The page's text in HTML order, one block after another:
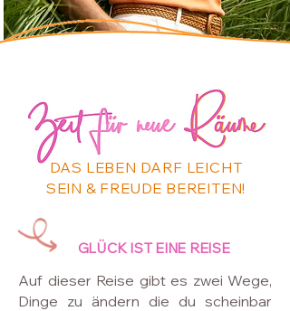
Zeit fürneueRäume​
ZeitfürneueRäume​
DAS LEBEN DARF LEICHT
SEIN & FREUDE BEREITEN!
GLÜCK IST EINE REISE
Auf dieser Reise gibt es ​ zwei Wege,
Dinge zu ändern die du scheinbar